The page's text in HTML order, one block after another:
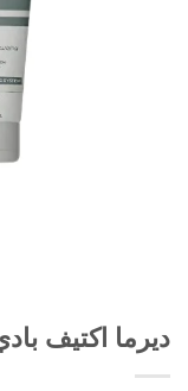
ديرما اكتيف بادي